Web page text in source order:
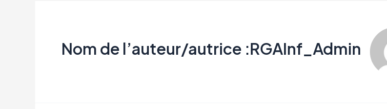
Nom de l’auteur/autrice :RGAInf_Admin